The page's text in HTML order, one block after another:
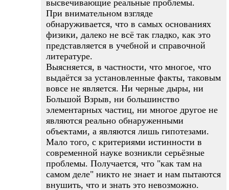
высвечивающие реальные проблемы.
При внимательном взгляде
обнаруживается, что в самых основаниях
физики, далеко не всё так гладко, как это
представляется в учебной и справочной
литературе.
Выясняется, в частности, что многое, что
выдаётся за установленные факты, таковым
вовсе не является. Ни черные дыры, ни
Большой Взрыв, ни большинство
элементарных частиц, ни многое другое не
являются реально обнаруженными
объектами, а являются лишь гипотезами.
Мало того, с критериями истинности в
современной науке возникли серьёзные
проблемы. Получается, что "как там на
самом деле" никто не знает и нам пытаются
внушить, что и знать это невозможно.